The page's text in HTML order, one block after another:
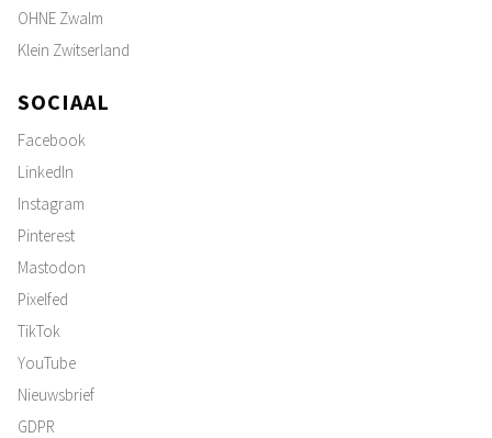
OHNE Zwalm
Klein Zwitserland
SOCIAAL
Facebook
LinkedIn
Instagram
Pinterest
Mastodon
Pixelfed
TikTok
YouTube
Nieuwsbrief
GDPR